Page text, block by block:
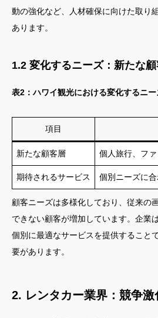
動の強化など、人材確保に向けた取り
あります。
1.2 変化するニーズ：新たな
表2：ハワイ観光における変化するニー
項目
新たな顧客層 個人旅行、フ
期待されるサービス 個別ニーズに
顧客ニーズは多様化しており、従来の
できない顧客が増加しています。企業
個別に最適なサービスを提供すること
要があります。
2. レンタカー業界：競争